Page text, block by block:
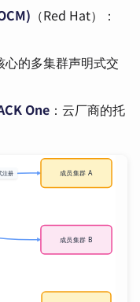
（Red Hat）：
心的多集群声明式交
One ：云厂商的托